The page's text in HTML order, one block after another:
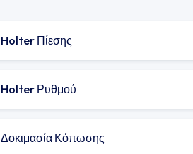
Holter Πίεσης
Holter Ρυθμού
Δοκιμασία Κόπωσης